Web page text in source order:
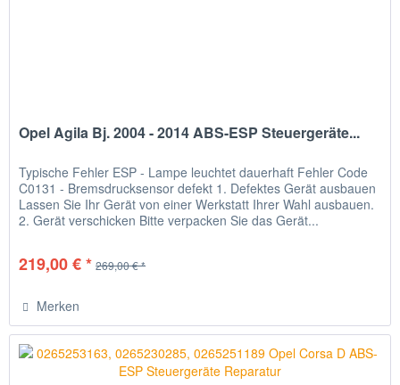
Opel Agila Bj. 2004 - 2014 ABS-ESP Steuergeräte...
Typische Fehler ESP - Lampe leuchtet dauerhaft Fehler Code
C0131 - Bremsdrucksensor defekt 1. Defektes Gerät ausbauen
Lassen Sie Ihr Gerät von einer Werkstatt Ihrer Wahl ausbauen.
2. Gerät verschicken Bitte verpacken Sie das Gerät...
219,00 € * 269,00 € *
Merken